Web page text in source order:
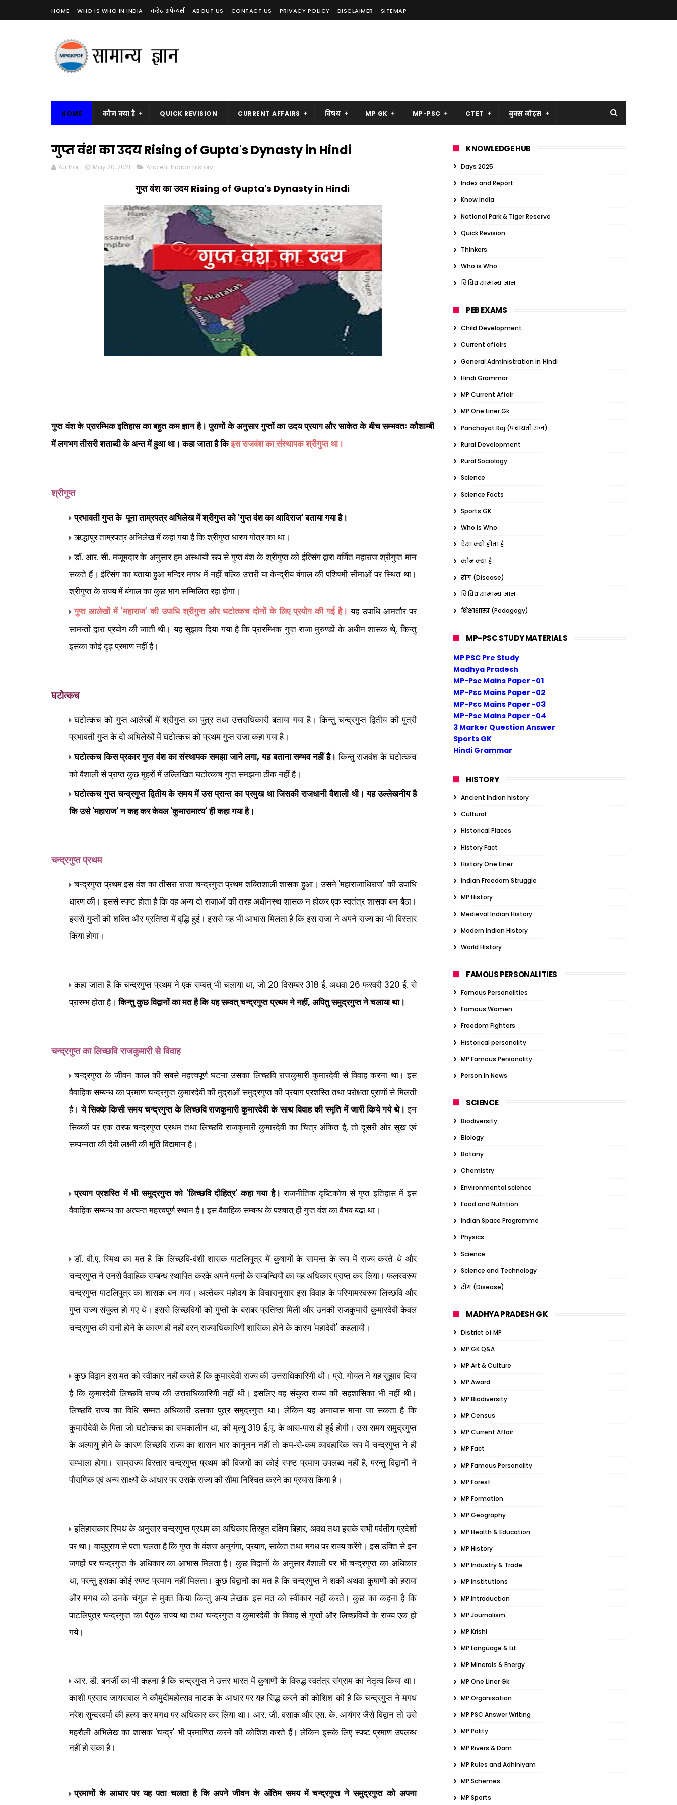
HOME WHO IS WHO IN INDIA करेंट अफेयर्स ABOUT US CONTACT US PRIVACY POLICY DISCLAIMER SITEMAP
HOME कौन क्या है QUICK REVISION CURRENT AFFAIRS विषय MP GK MP-PSC CTET बुक्स नोट्स
गुप्त वंश का उदय Rising of Gupta's Dynasty in Hindi
Author May 20, 2021 Ancient Indian history
गुप्त वंश का उदय Rising of Gupta's Dynasty in Hindi
गुप्त वंश के प्रारम्भिक इतिहास का बहुत कम ज्ञान है। पुराणों के अनुसार गुप्तों का उदय प्रयाग और साकेत के बीच सम्भवतः कौशाम्बी
में लगभग तीसरी शताब्दी के अन्त में हुआ था। कहा जाता है किइस राजवंश का संस्थापक श्रीगुप्त था।
श्रीगुप्त
प्रभावती गुप्त के पूना ताम्रपत्र अभिलेख में श्रीगुप्त को 'गुप्त वंश का आदिराज'बताया गया है।
ऋद्धापुर ताम्रपत्र अभिलेख में कहा गया है कि श्रीगुप्त धारण गोत्र का था।
डॉ. आर. सी. मजूमदार के अनुसार हम अस्थायी रूप से गुप्त वंश के श्रीगुप्त को ईत्सिंग द्वारा वर्णित महाराज श्रीगुप्त मान
सकते हैं। ईत्सिंग का बताया हुआ मन्दिर मगध में नहीं बल्कि उत्तरी या केन्द्रीय बंगाल की पश्चिमी सीमाओं पर स्थित था।
श्रीगुप्त के राज्य में बंगाल का कुछ भाग सम्मिलित रहा होगा।
गुप्त आलेखों में 'महाराज'की उपाधि श्रीगुप्त और घटोत्कच दोनों के लिए प्रयोग की गई है। यह उपाधि आमतौर पर
सामन्तों द्वारा प्रयोग की जाती थी। यह सुझाव दिया गया है कि प्रारम्भिक गुप्त राजा मुरुण्डों के अधीन शासक थे,किन्तु
इसका कोई दृढ़ प्रमाण नहीं है।
घटोत्कच
घटोत्कच को गुप्त आलेखों में श्रीगुप्त का पुत्र तथा उत्तराधिकारी बताया गया है। किन्तु चन्द्रगुप्त द्वितीय की पुत्री
प्रभावती गुप्त के दो अभिलेखों में घटोत्कच को प्रथम गुप्त राजा कहा गया है।
घटोत्कच किस प्रकार गुप्त वंश का संस्थापक समझा जाने लगा,यह बताना सम्भव नहीं है।किन्तु राजवंश के घटोत्कच
को वैशाली से प्राप्त कुछ मुहरों में उल्लिखित घटोत्कच गुप्त समझना ठीक नहीं है।
घटोत्कच गुप्त चन्द्रगुप्त द्वितीय के समय में उस प्रान्त का प्रमुख था जिसकी राजधानी वैशाली थी। यह उल्लेखनीय है
कि उसे'महाराज'न कह कर केवल 'कुमारामात्य'ही कहा गया है।
चन्द्रगुप्त प्रथम
चन्द्रगुप्त प्रथम इस वंश का तीसरा राजा चन्द्रगुप्त प्रथम शक्तिशाली शासक हुआ। उसने 'महाराजाधिराज'की उपाधि
धारण की। इससे स्पष्ट होता है कि वह अन्य दो राजाओं की तरह अधीनस्थ शासक न होकर एक स्वतंत्र शासक बन बैठा।
इससे गुप्तों की शक्ति और प्रतिष्ठा में वृद्धि हुई। इससे यह भी आभास मिलता है कि इस राजा ने अपने राज्य का भी विस्तार
किया होगा।
कहा जाता है किचन्द्रगुप्त प्रथम ने एक सम्वत् भी चलाया था,जो 20 दिसम्बर 318 ई. अथवा 26 फरवरी320 ई. से
प्रारम्भ होता है। किन्तु कुछ विद्वानों का मत है कि यह सम्वत् चन्द्रगुप्त प्रथम ने नहीं, अपितु समुद्रगुप्त ने चलाया था।
चन्द्रगुप्त कालिच्छवि राजकुमारी से विवाह
चन्द्रगुप्त के जीवन काल की सबसे महत्त्वपूर्ण घटना उसका लिच्छवि राजकुमारी कुमारदेवी से विवाह करना था। इस
वैवाहिक सम्बन्ध का प्रमाण चन्द्रगुप्त कुमारदेवी की मुद्राओं समुद्रगुप्त की प्रयाग प्रशस्ति तथा परोक्षता पुराणों से मिलती
है।ये सिक्के किसी समय चन्द्रगुप्त के लिच्छवि राजकुमारी कुमारदेवी के साथ विवाह की स्मृति में जारी किये गये थे।इन
सिक्कों पर एक तरफ चन्द्रगुप्त प्रथम तथा लिच्छवि राजकुमारी कुमारदेवी का चित्र अंकित है,तो दूसरी ओर सुख एवं
सम्पन्नता की देवी लक्ष्मी की मूर्ति विद्यमान है।
प्रयाग प्रशस्ति में भी समुद्रगुप्त को 'लिच्छवि दौहित्र'कहा गया है।राजनीतिक दृष्टिकोण से गुप्त इतिहास में इस
वैवाहिक सम्बन्ध का अत्यन्त महत्त्वपूर्ण स्थान है। इस वैवाहिक सम्बन्ध के पश्चात् ही गुप्त वंश का वैभव बढ़ा था।
डॉ. वी.ए. स्मिथ का मत है कि लिच्छवि-वंशी शासक पाटलिपुत्र में कुषाणों के सामन्त के रूप में राज्य करते थे और
चन्द्रगुप्त ने उनसे वैवाहिक सम्बन्ध स्थापित करके अपने पत्नी के सम्बन्धियों का यह अधिकार प्राप्त कर लिया। फलस्वरूप
चन्द्रगुप्त पाटलिपुत्र का शासक बन गया। अल्तेकर महोदय के विचारानुसार इस विवाह के परिणामस्वरूप लिच्छवि और
गुप्त राज्य संयुक्त हो गए थे। इससे लिच्छवियों को गुप्तों के बराबर प्रतिष्ठा मिली और उनकी राजकुमारी कुमारदेवी केवल
चन्द्रगुप्त की रानी होने के कारण ही नहीं वरन् राज्याधिकारिणी शासिका होने के कारण 'महादेवी'कहलायी।
कुछ विद्वान इस मत को स्वीकार नहीं करते हैं कि कुमारदेवी राज्य की उत्तराधिकारिणी थी। प्रो. गोयल ने यह सुझाव दिया
है कि कुमारदेवी लिच्छवि राज्य की उत्तराधिकारिणी नहीं थी। इसलिए वह संयुक्त राज्य की सहशासिका भी नहीं थी।
लिच्छवि राज्य का विधि सम्मत अधिकारी उसका पुत्र समुद्रगुप्त था। लेकिन यह अनायास माना जा सकता है कि
कुमारीदेवी के पिता जो घटोत्कच का समकालीन था,की मृत्यु 319 ई.पू. के आस-पास ही हुई होगी। उस समय समुद्रगुप्त
के अल्पायु होने के कारण लिच्छवि राज्य का शासन भार कानूनन नहीं तोकम-से-कम व्यावहारिक रूप में चन्द्रगुप्त ने ही
सम्भाला होगा। साम्राज्य विस्तार चन्द्रगुप्त प्रथम की विजयों का कोई स्पष्ट प्रमाण उपलब्ध नहीं है,परन्तु विद्वानों ने
पौराणिक एवं अन्य साक्ष्यों के आधार पर उसके राज्य की सीमा निश्चित करने का प्रयास किया है।
इतिहासकार स्मिथ के अनुसार चन्द्रगुप्त प्रथम का अधिकार तिरहुत दक्षिण बिहार, अवध तथा इसके सभी पर्वतीय प्रदेशों
पर था। वायुपुराण से पता चलता है कि गुप्त के वंशज अनुगंगा,प्रयाग,साकेत तथा मगध पर राज्य करेंगे। इस उक्ति से इन
जगहों पर चन्द्रगुप्त के अधिकार का आभास मिलता है। कुछ विद्वानों के अनुसार वैशाली पर भी चन्द्रगुप्त का अधिकार
था,परन्तु इसका कोई स्पष्ट प्रमाण नहीं मिलता। कुछ विद्वानों का मत है कि चन्द्रगुप्त ने शकों अथवा कुषाणों को हराया
और मगध को उनके चंगुल से मुक्त किया किन्तु अन्य लेखक इस मत को स्वीकार नहीं करते। कुछ का कहना है कि
पाटलिपुत्र चन्द्रगुप्त का पैतृक राज्य था तथा चन्द्रगुप्त व कुमारदेवी के विवाह से गुप्तों और लिच्छवियों के राज्य एक हो
गये।
आर. डी. बनर्जी का भी कहना है कि चन्द्रगुप्त ने उत्तर भारत में कुषाणों के विरुद्ध स्वतंत्र संग्राम का नेतृत्व किया था।
काशी प्रसाद जायसवाल ने कौमुदीमहोत्सव नाटक के आधार पर यह सिद्ध करने की कोशिश की है कि चन्द्रगुप्त ने मगध
नरेश सुन्दरवर्मा की हत्या कर मगध पर अधिकार कर लिया था। आर. जी. वसाक और एस. के. आयंगर जैसे विद्वान तो उसे
महरौली अभिलेख का शासक 'चन्द्र' भी प्रमाणित करने की कोशिश करते हैं। लेकिन इसकेलिए स्पष्ट प्रमाण उपलब्ध
नहीं हो सका है।
प्रमाणों के आधार पर यह पता चलता है कि अपने जीवन के अंतिम समय में चन्द्रगुप्त ने समुद्रगुप्त को अपना
KNOWLEDGE HUB
Days 2025
Index and Report
Know India
National Park & Tiger Reserve
Quick Revision
Thinkers
Who is Who
विविध सामान्य ज्ञान
PEB EXAMS
Child Development
Current affairs
General Administration in Hindi
Hindi Grammar
MP Current Affair
MP One Liner Gk
Panchayat Raj (पंचायती राज)
Rural Development
Rural Sociology
Science
Science Facts
Sports GK
Who is Who
ऐसा क्यों होता है
कौन क्या है
रोग (Disease)
विविध सामान्य ज्ञान
शिक्षाशास्त्र (Pedagogy)
MP-PSC STUDY MATERIALS
MP PSC Pre Study
Madhya Pradesh
MP-Psc Mains Paper -01
MP-Psc Mains Paper -02
MP-Psc Mains Paper -03
MP-Psc Mains Paper -04
3 Marker Question Answer
Sports GK
Hindi Grammar
HISTORY
Ancient Indian history
Cultural
Historical Places
History Fact
History One Liner
Indian Freedom Struggle
MP History
Medieval Indian History
Modern Indian History
World History
FAMOUS PERSONALITIES
Famous Personalities
Famous Women
Freedom Fighters
Historical personality
MP Famous Personality
Person in News
SCIENCE
Biodiversity
Biology
Botany
Chemistry
Environmental science
Food and Nutrition
Indian Space Programme
Physics
Science
Science and Technology
रोग (Disease)
MADHYA PRADESH GK
District of MP
MP GK Q&A
MP Art & Culture
MP Award
MP Biodiversity
MP Census
MP Current Affair
MP Fact
MP Famous Personality
MP Forest
MP Formation
MP Geography
MP Health & Education
MP History
MP Industry & Trade
MP Institutions
MP Introduction
MP Journalism
MP Krishi
MP Language & Lit.
MP Minerals & Energy
MP One Liner Gk
MP Organisation
MP PSC Answer Writing
MP Polity
MP Rivers & Dam
MP Rules and Adhiniyam
MP Schemes
MP Sports